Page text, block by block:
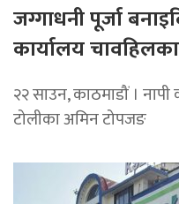
जग्गाधनी पूर्जा
कार्यालय चावहिलका
२२ साउन, काठमाडौं ।
टोलीका अमिन टोपजङ